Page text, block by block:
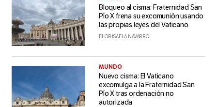
Bloqueo al cisma: Fraternidad San
Pío X frena su excomunión usando
las propias leyes del Vaticano
FLOR ISAELA NAVARRO
MUNDO
Nuevo cisma: El Vaticano
excomulga a la Fraternidad San
Pío X tras ordenación no
autorizada